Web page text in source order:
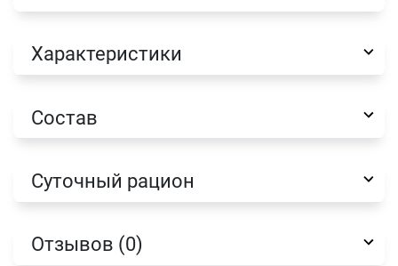
Характеристики
Состав
Суточный рацион
Отзывов (0)
Продолжить покупки
Имя
Телефон